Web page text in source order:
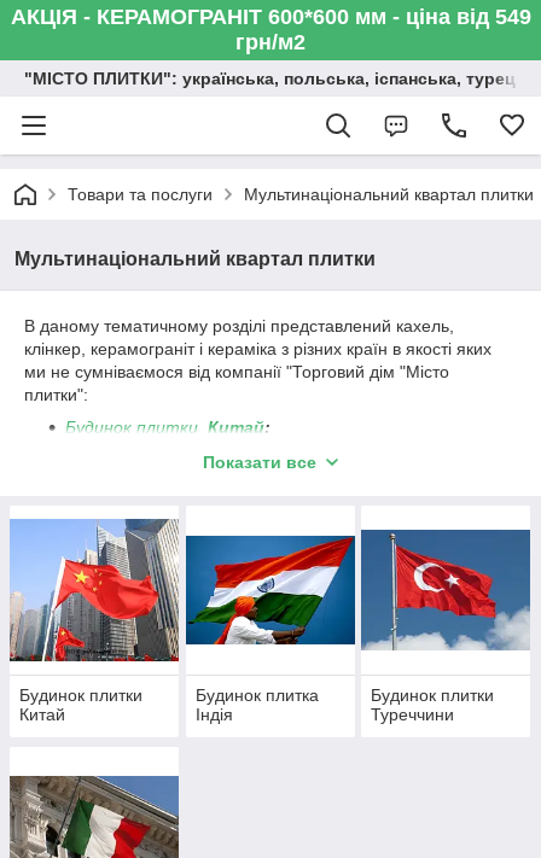
АКЦІЯ - КЕРАМОГРАНІТ 600*600 мм - ціна від 549
грн/м2
"МІСТО ПЛИТКИ": українська, польська, іспанська,
Товари та послуги Мультинаціональний квартал плитки
Мультинаціональний квартал плитки
В даному тематичному розділі представлений кахель,
клінкер, керамограніт і кераміка з різних країн в якості яких
ми не сумніваємося від компанії "Торговий дім "Місто
плитки":
Будинок плитки Китай;
Будинок плиткиІндія;
Будинок плитки Італія
У нас Ви зможете ознайомитися, вибрати і купити
китайську,індійську турецьку плитку, яка відрізняється і
класифікується за:
Розміром / Форматом
60х90 см / 600х900 мм
60х90 см / 600х900 мм
40х80 см / 400х800 мм
80х80 см / 800х800 мм
Типом поверхні /
Видом поверхні
Матова
Показати все
Будинок плитки
Китай
Будинок плитка
Індія
Будинок плитки
Туреччини